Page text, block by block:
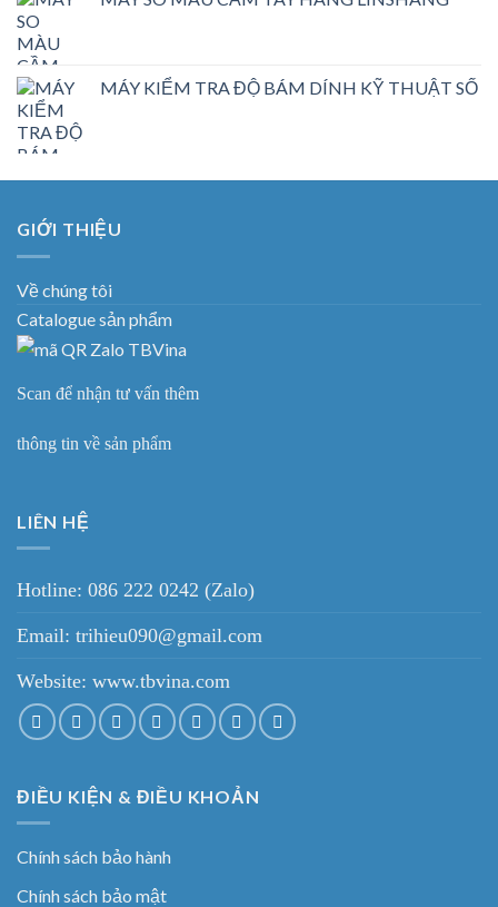
MÁY KIỂM TRA ĐỘ BÁM DÍNH KỸ THUẬT SỐ
GIỚI THIỆU
Về chúng tôi
Catalogue sản phẩm
Scan để nhận tư vấn thêm
thông tin về sản phẩm
LIÊN HỆ
Hotline: 086 222 0242 (Zalo)
Email: trihieu090@gmail.com
Website: www.tbvina.com
ĐIỀU KIỆN & ĐIỀU KHOẢN
Chính sách bảo hành
Chính sách bảo mật